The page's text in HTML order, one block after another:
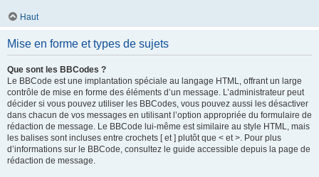
Haut
Mise en forme et types de sujets
Que sont les BBCodes ?
Le BBCode est une implantation spéciale au langage HTML, offrant un large
contrôle de mise en forme des éléments d’un message. L’administrateur peut
décider si vous pouvez utiliser les BBCodes, vous pouvez aussi les désactiver
dans chacun de vos messages en utilisant l’option appropriée du formulaire de
rédaction de message. Le BBCode lui-même est similaire au style HTML, mais
les balises sont incluses entre crochets [ et ] plutôt que < et >. Pour plus
d’informations sur le BBCode, consultez le guide accessible depuis la page de
rédaction de message.